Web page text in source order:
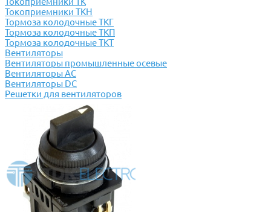
Токоприемники ТКН
Тормоза колодочные ТКГ
Тормоза колодочные ТКП
Тормоза колодочные ТКТ
Вентиляторы
Вентиляторы промышленные осевые
Вентиляторы АС
Вентиляторы DC
Решетки для вентиляторов